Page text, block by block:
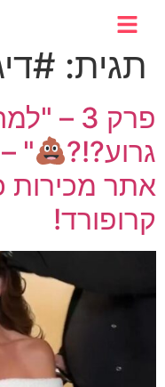
תגית:
פרק 3
גרוע?!?
"
אתר מכירות
קרופורד!